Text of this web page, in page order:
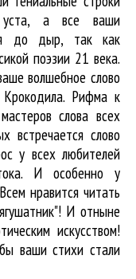
а все ваши
до дыр, так как
поэзии 21 века.
волшебное слово
Рифма к
слова всех
встречается слово
у всех любителей
И особенно у
нравится читать
И отныне
искусством!
ваши стихи стали